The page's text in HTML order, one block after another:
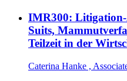
IMR300: Litigation-
Suits,
Teilzeit in der
Caterina Hanke ,